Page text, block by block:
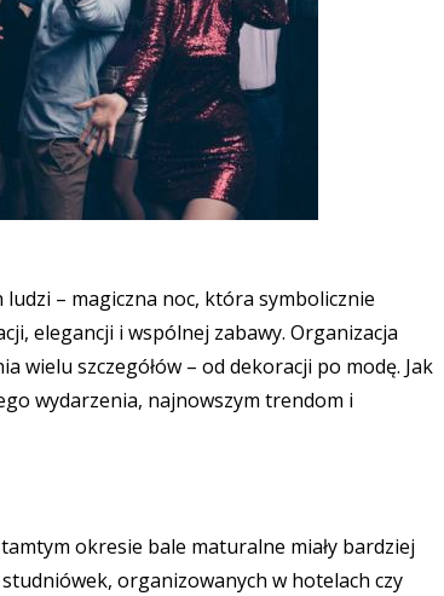
– magiczna noc, która symbolicznie
elegancji i wspólnej zabawy. Organizacja
wielu szczegółów – od dekoracji po modę. Jak
wydarzenia, najnowszym trendom i
okresie bale maturalne miały bardziej
organizowanych w hotelach czy